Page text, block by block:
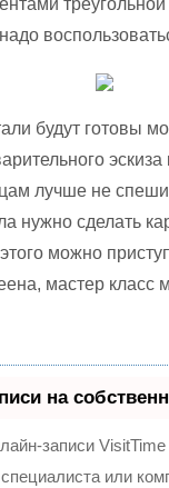
будут готовы
лучше не
нужно сделать
можно
мастер
на
записи
или